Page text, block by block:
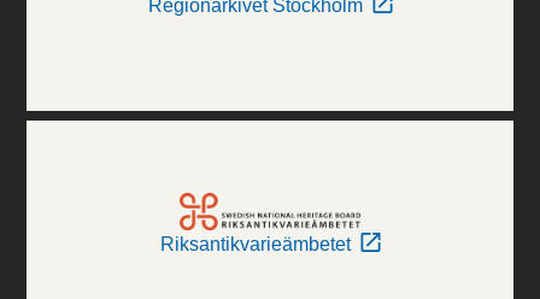
Regionarkivet Stockholm
Riksantikvarieämbetet